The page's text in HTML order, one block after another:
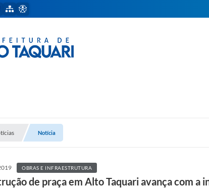
Notícia
OBRAS E INFRAESTRUTURA
de praça em Alto Taquari avança com a